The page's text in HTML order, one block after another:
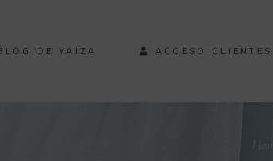
DE YAIZA ACCESO CLIENTES
Home